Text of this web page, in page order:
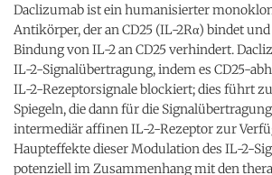
Daclizumab ist ein humanisierter
Antikörper, der an CD25 (IL-2Rα) bindet
Bindung von IL-2 an CD25 verhindert.
IL-2-Signalübertragung, indem es CD25-
IL-2-Rezeptorsignale blockiert; dies führt
Spiegeln, die dann für die
intermediär affinen IL-2-Rezeptor zur
Haupteffekte dieser Modulation des IL-2-
potenziell im Zusammenhang mit den